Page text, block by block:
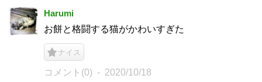
Harumi
お餅と格闘する猫がかわいすぎた
ナイス
コメント(0) 2020/10/18